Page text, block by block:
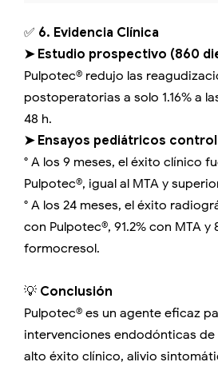
✅ 6. Evidencia Clínica
➤ Estudio prospectivo (860
Pulpotec® redujo las
postoperatorias a solo 1.16% a
48 h.
➤ Ensayos pediátricos
° A los 9 meses, el éxito clínico
Pulpotec®, igual al MTA y
° A los 24 meses, el éxito
con Pulpotec®, 91.2% con MTA y
formocresol.
💡 Conclusión
Pulpotec® es un agente eficaz
intervenciones endodónticas
alto éxito clínico, alivio